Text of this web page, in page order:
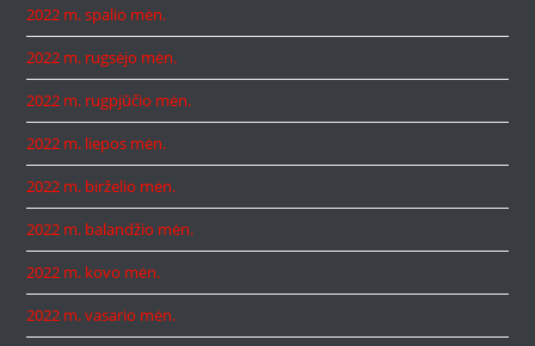
2022 m. spalio mėn.
2022 m. rugsėjo mėn.
2022 m. rugpjūčio mėn.
2022 m. liepos mėn.
2022 m. birželio mėn.
2022 m. balandžio mėn.
2022 m. kovo mėn.
2022 m. vasario mėn.